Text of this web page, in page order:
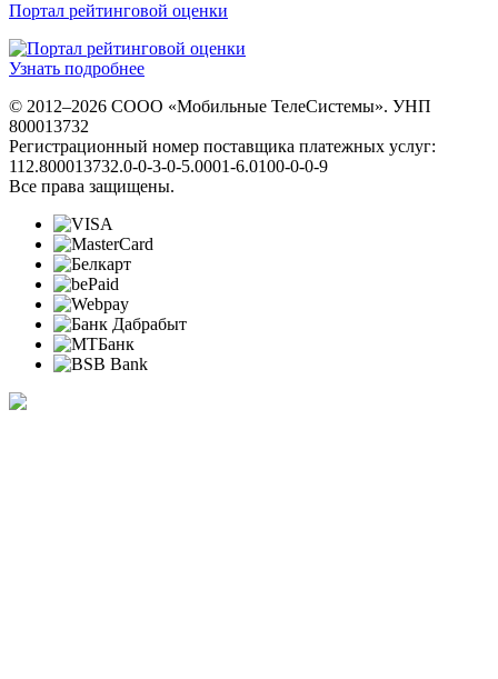
Портал рейтинговой оценки
Узнать подробнее
© 2012–2026 СООО «Мобильные ТелеСистемы». УНП
800013732
Регистрационный номер поставщика платежных услуг:
112.800013732.0-0-3-0-5.0001-6.0100-0-0-9
Все права защищены.